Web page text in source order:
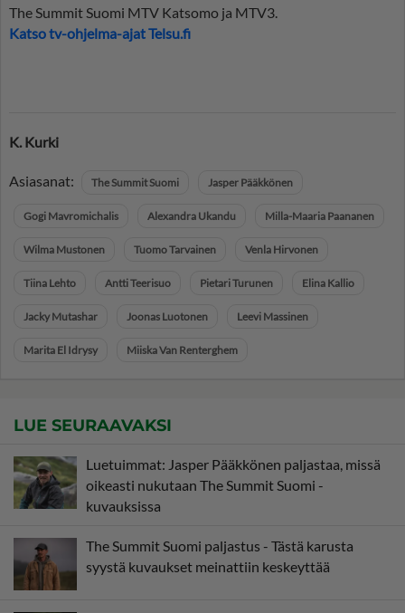
The Summit Suomi MTV Katsomo ja MTV3.
Katso tv-ohjelma-ajat Telsu.fi
K. Kurki
Asiasanat: The Summit Suomi Jasper Pääkkönen
Gogi Mavromichalis Alexandra Ukandu Milla-Maaria Paananen
Wilma Mustonen Tuomo Tarvainen Venla Hirvonen
Tiina Lehto Antti Teerisuo Pietari Turunen Elina Kallio
Jacky Mutashar Joonas Luotonen Leevi Massinen
Marita El Idrysy Miiska Van Renterghem
LUE SEURAAVAKSI
Luetuimmat: Jasper Pääkkönen paljastaa, missä
oikeasti nukutaan The Summit Suomi -
kuvauksissa
The Summit Suomi paljastus - Tästä karusta
syystä kuvaukset meinattiin keskeyttää